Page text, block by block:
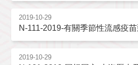
2019-10-29
N-111-2019-有關季節性流感疫
2019-10-29